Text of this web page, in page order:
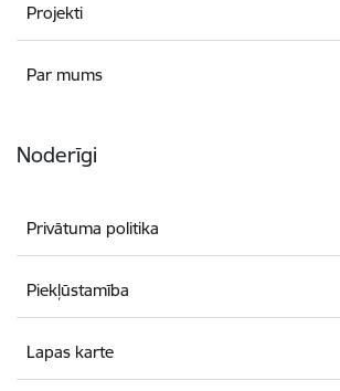
Projekti
Par mums
Noderīgi
Privātuma politika
Piekļūstamība
Lapas karte